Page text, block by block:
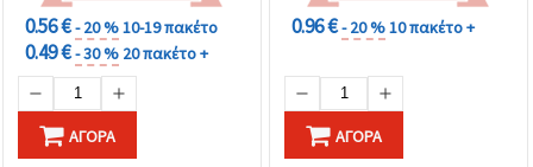
0.56 €- 20 %10-19 πακέτο
0.49 €- 30 % 20 πακέτο +
ΑΓΟΡΆ
0.96 €- 20 %10 πακέτο +
ΑΓΟΡΆ